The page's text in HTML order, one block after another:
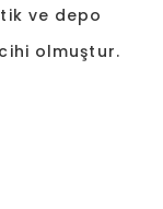
ve depo
olmuştur.